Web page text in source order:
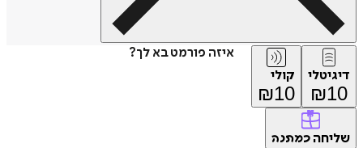
איזה פורמט בא לך?
דיגיטלי
₪10
קולי
₪10
שליחה כמתנה